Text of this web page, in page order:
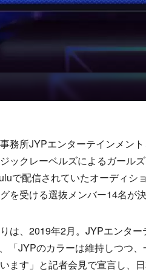
務所JYPエンターテインメン
ックレーベルズによるガール
で配信されていたオーディシ
を受ける選抜メンバー14名が決
は、2019年2月。JYPエンタ
「JYPのカラーは維持しつつ
ます」と記者会見で宣言し、